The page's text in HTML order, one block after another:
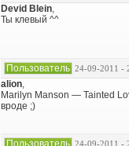
Devid Blein,
Ты клевый ^^
Пользователь 24-09-2011 -
alion,
Marilyn Manson — Tainted
вроде ;)
Пользователь 24-09-2011 -